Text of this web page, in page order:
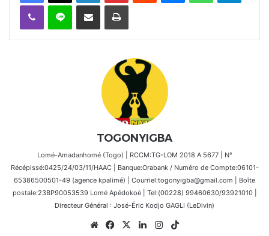
Viber Ligne Partager par email Imprimer
TOGONYIGBA
Lomé-Amadanhomé (Togo) | RCCM:TG-LOM 2018 A 5677 | N°
Récépissé:0425/24/03/11/HAAC | Banque:Orabank / Numéro de Compte:06101-
65386500501-49 (agence kpalimé) | Courriel:togonyigba@gmail.com | Boîte
postale:23BP90053539 Lomé Apédokoè | Tel:(00228) 99460630/93921010 |
Directeur Général : José-Éric Kodjo GAGLI (LeDivin)
WebsiteFacebook
X LinkedinInstagram